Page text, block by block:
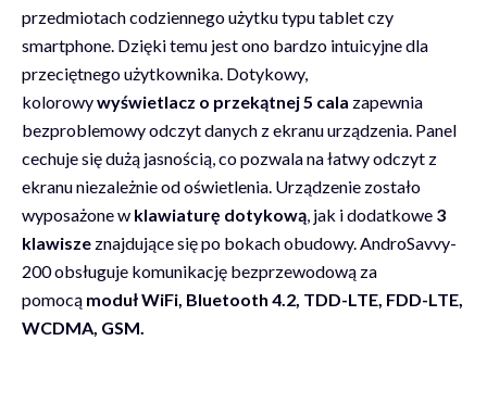
przedmiotach codziennego użytku typu tablet czy
smartphone. Dzięki temu jest ono bardzo intuicyjne dla
przeciętnego użytkownika. Dotykowy,
kolorowywyświetlacz o przekątnej 5 cala zapewnia
bezproblemowy odczyt danych z ekranu urządzenia. Panel
cechuje się dużą jasnością, co pozwala na łatwy odczyt z
ekranu niezależnie od oświetlenia. Urządzenie zostało
wyposażone w klawiaturę dotykową , jak i dodatkowe 3
klawisze znajdujące się po bokach obudowy. AndroSavvy-
200 obsługuje komunikację bezprzewodową za
pomocą moduł WiFi, Bluetooth 4.2, TDD-LTE, FDD-LTE,
WCDMA, GSM.